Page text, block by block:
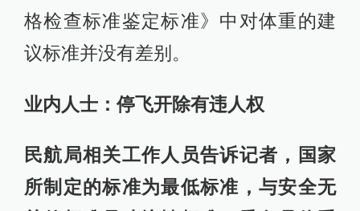
格检查标准鉴定标准》中对体重的建
议标准并没有差别。
业内人士：停飞开除有违人权
民航局相关工作人员告诉记者，国家
所制定的标准为最低标准，与安全无